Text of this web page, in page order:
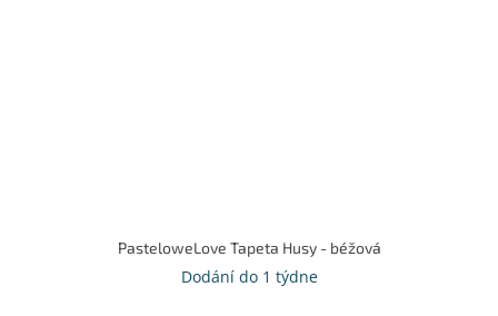
PasteloweLove Tapeta Husy - béžová
Dodání do 1 týdne